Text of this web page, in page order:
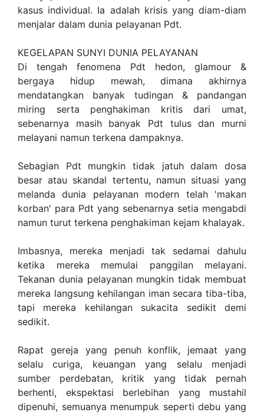
kasus individual. Ia adalah krisis yang diam-diam
menjalar dalam dunia pelayanan Pdt.
KEGELAPAN SUNYI DUNIA PELAYANAN
Di tengah fenomena Pdt hedon, glamour &
bergaya hidup mewah, dimana akhirnya
mendatangkan banyak tudingan & pandangan
miring serta penghakiman kritis dari umat,
sebenarnya masih banyak Pdt tulus dan murni
melayani namun terkena dampaknya.
Sebagian Pdt mungkin tidak jatuh dalam dosa
besar atau skandal tertentu, namun situasi yang
melanda dunia pelayanan modern telah 'makan
korban' para Pdt yang sebenarnya setia mengabdi
namun turut terkena penghakiman kejam khalayak.
Imbasnya, mereka menjadi tak sedamai dahulu
ketika mereka memulai panggilan melayani.
Tekanan dunia pelayanan mungkin tidak membuat
mereka langsung kehilangan iman secara tiba-tiba,
tapi mereka kehilangan sukacita sedikit demi
sedikit.
Rapat gereja yang penuh konflik, jemaat yang
selalu curiga, keuangan yang selalu menjadi
sumber perdebatan, kritik yang tidak pernah
berhenti, ekspektasi berlebihan yang mustahil
dipenuhi, semuanya menumpuk seperti debu yang